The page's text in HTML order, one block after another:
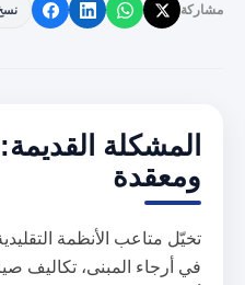
مشاركة
المشكلة
ومعقدة
تخيّل متاعب الأنظمة
في أرجاء المبنى، تكاليف